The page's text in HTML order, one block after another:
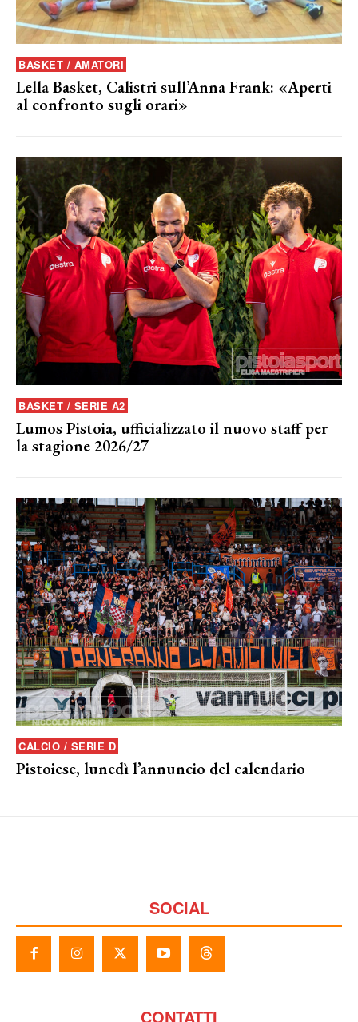
BASKET / AMATORI
Lella Basket, Calistri sull’Anna Frank: «Aperti
al confronto sugli orari»
BASKET / SERIE A2
Lumos Pistoia, ufficializzato il nuovo staff per
la stagione 2026/27
CALCIO / SERIE D
Pistoiese, lunedì l’annuncio del calendario
SOCIAL
CONTATTI